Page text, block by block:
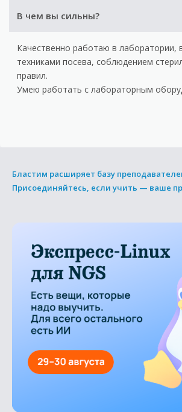
В чем вы сильны?
Качественно работаю в лаборатории,
техниками посева, соблюдением
правил.
Умею работать с лабораторным
Бластим расширяет базу
Присоединяйтесь, если учить — ваше